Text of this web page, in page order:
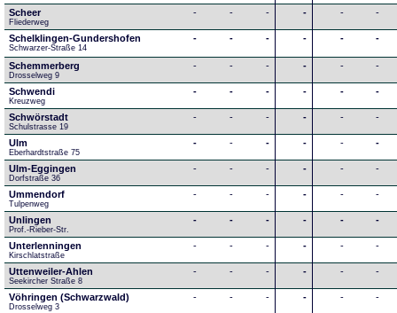
Scheer
Fliederweg
- - - - - -
Schelklingen-Gundershofen
Schwarzer-Straße 14
- - - - - -
Schemmerberg
Drosselweg 9
- - - - - -
Schwendi
Kreuzweg
- - - - - -
Schwörstadt
Schulstrasse 19
- - - - - -
Ulm
Eberhardtstraße 75
- - - - - -
Ulm-Eggingen
Dorfstraße 36
- - - - - -
Ummendorf
Tulpenweg
- - - - - -
Unlingen
Prof.-Rieber-Str.
- - - - - -
Unterlenningen
Kirschlatstraße
- - - - - -
Uttenweiler-Ahlen
Seekircher Straße 8
- - - - - -
Vöhringen (Schwarzwald)
Drosselweg 3
- - - - - -